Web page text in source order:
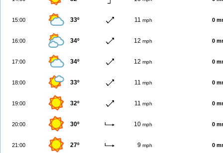
15:00 33º 11 mph 0
16:00 34º 12 mph 0
17:00 34º 12 mph 0
18:00 33º 11 mph 0
19:00 32º 11 mph 0
20:00 30º 10 mph 0
21:00 27º 9 mph 0